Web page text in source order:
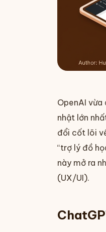
OpenAI
nhật lớn
đổi cốt lõi
“trợ lý đồ
này mở ra
(UX/UI).